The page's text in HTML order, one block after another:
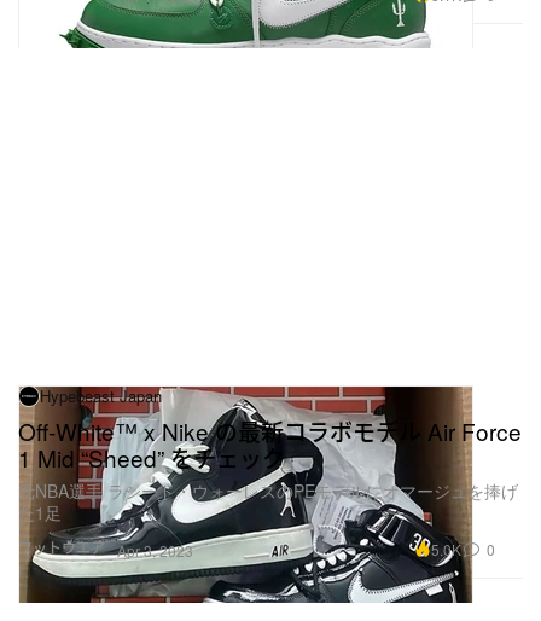
Hypebeast Japan
Off-White™ x Nike の最新コラボモデル Air Force
1 Mid “Sheed” をチェック
元NBA選手 ラシード・ウォーレスのPEモデルにオマージュを捧げ
た1足
フットウエア Apr 3, 2023 5.0K 0